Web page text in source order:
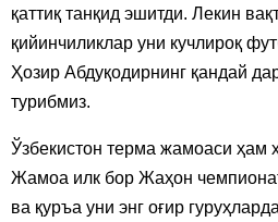
қаттиқ танқид эшитди. Лекин
қийинчиликлар уни кучлироқ
Ҳозир Абдуқодирнинг қандай
турибмиз.
Ўзбекистон терма жамоаси ҳам
Жамоа илк бор Жаҳон
ва қуръа уни энг оғир